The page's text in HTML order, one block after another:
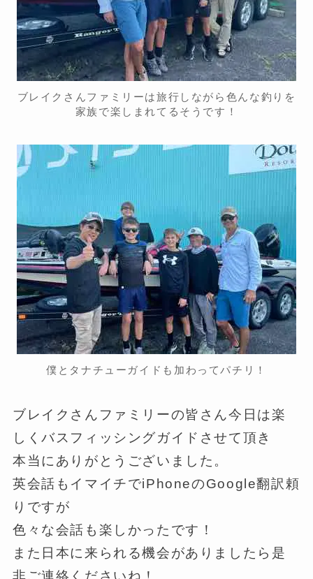
ブレイクさんファミリーは旅行しながら色んな釣りを
家族で楽しまれてるそうです！
僕とタナチューガイドも加わってパチリ！
ブレイクさんファミリーの皆さん今日は楽
しくバスフィッシングガイドさせて頂き
本当にありがとうございました。
英会話もイマイチでiPhoneのGoogle翻訳頼
りですが
色々な会話も楽しかったです！
また日本に来られる機会がありましたら是
非ご連絡くださいね！